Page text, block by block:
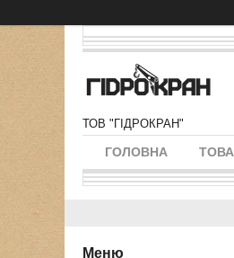
ТОВ "ГІДРОКРАН"
ГОЛОВНА